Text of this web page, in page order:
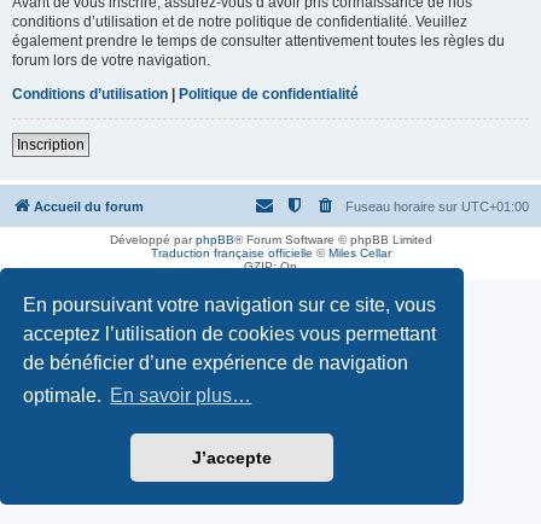
En poursuivant votre navigation sur ce site, vous
acceptez l’utilisation de cookies vous permettant
de bénéficier d’une expérience de navigation
optimale. En savoir plus…
J’accepte
conditions d’utilisation et de notre politique de confidentialité. Veuillez
également prendre le temps de consulter attentivement toutes les règles du
forum lors de votre navigation.
Conditions d’utilisation | Politique de confidentialité
Inscription
Accueil du forum Fuseau horaire sur UTC+01:00
Développé parphpBB® Forum Software © phpBB Limited
Traduction française officielle ©Miles Cellar
GZIP: On